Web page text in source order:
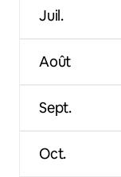
Juil.
Août
Sept.
Oct.